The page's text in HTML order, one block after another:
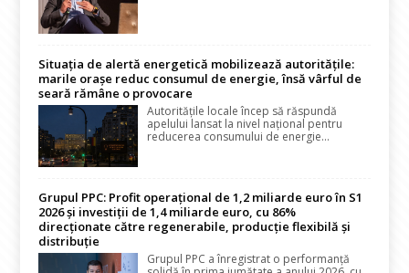
Situația de alertă energetică mobilizează autoritățile:
marile orașe reduc consumul de energie, însă vârful de
seară rămâne o provocare
Autoritățile locale încep să răspundă
apelului lansat la nivel național pentru
reducerea consumului de energie...
Grupul PPC: Profit operațional de 1,2 miliarde euro în S1
2026 și investiții de 1,4 miliarde euro, cu 86%
direcționate către regenerabile, producție flexibilă și
distribuție
Grupul PPC a înregistrat o performanță